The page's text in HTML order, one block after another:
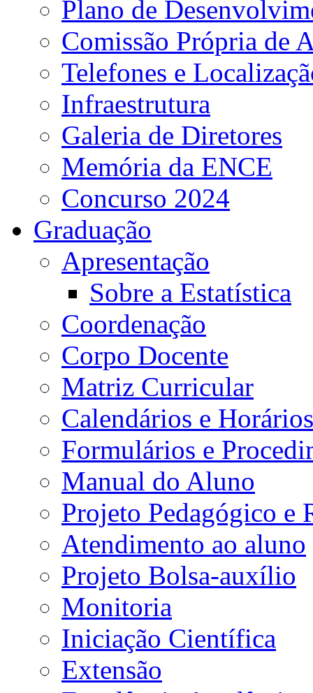
Plano de
Comissão Própria de
Telefones e
Infraestrutura
Galeria de Diretores
Memória da ENCE
Concurso 2024
Graduação
Apresentação
Sobre a Estatística
Coordenação
Corpo Docente
Matriz Curricular
Calendários e Horários
Formulários e
Manual do Aluno
Projeto Pedagógico e
Atendimento ao aluno
Projeto Bolsa-auxílio
Monitoria
Iniciação Científica
Extensão